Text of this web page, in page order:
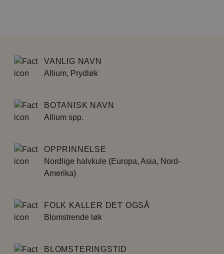
VANLIG NAVN
Allium, Prydløk
BOTANISK NAVN
Allium spp.
OPPRINNELSE
Nordlige halvkule (Europa, Asia, Nord-
Amerika)
FOLK KALLER DET OGSÅ
Blomstrende løk
BLOMSTERINGSTID